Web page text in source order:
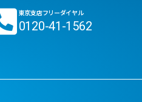
東京支店フリーダイヤル
0120-41-1562